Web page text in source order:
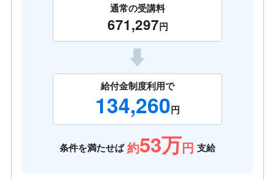
通常の受講料
671,297円
給付金制度利用で
134,260円
条件を満たせば 約53万円 支給